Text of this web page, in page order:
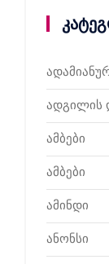
ადგილის
ამბები
ამბები
ამინდი
ანონსი